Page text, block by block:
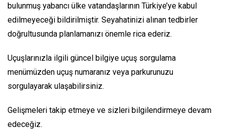
bulunmuş yabancı ülke vatandaşlarının Türkiye’ye kabul
edilmeyeceği bildirilmiştir. Seyahatinizi alınan tedbirler
doğrultusunda planlamanızı önemle rica ederiz.
Uçuşlarınızla ilgili güncel bilgiye uçuş sorgulama
menümüzden uçuş numaranız veya parkurunuzu
sorgulayarak ulaşabilirsiniz.
Gelişmeleri takip etmeye ve sizleri bilgilendirmeye devam
edeceğiz.